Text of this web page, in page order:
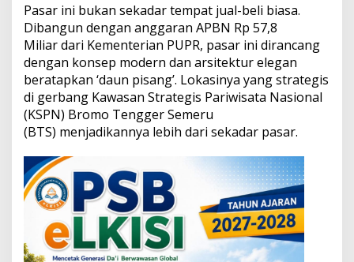
a
t
i
r
a
n
d
i
B
k
M
e
g
a
h
Pasar ini bukan sekadar tempat jual-beli biasa.
Dibangun dengan anggaran APBN Rp 57,8
Miliar dari Kementerian PUPR, pasar ini dirancang
dengan konsep modern dan arsitektur elegan
beratapkan ‘daun pisang’. Lokasinya yang strategis
di gerbang Kawasan Strategis Pariwisata Nasional
(KSPN) Bromo Tengger Semeru
(BTS) menjadikannya lebih dari sekadar pasar.